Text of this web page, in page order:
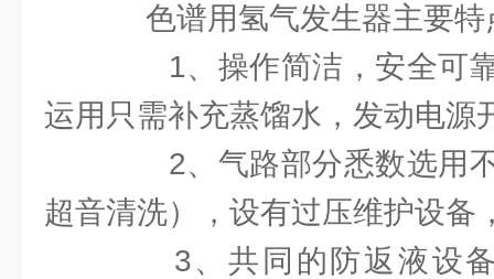
色谱用氢气发生器主要特
1、操作简洁，安全可靠
运用只需补充蒸馏水，发动电源
2、气路部分悉数选用不
超音清洗），设有过压维护设备
3、共同的防返液设备